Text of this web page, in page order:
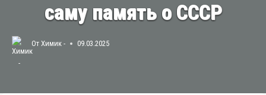
саму память о СССР
От Химик - 09.03.2025